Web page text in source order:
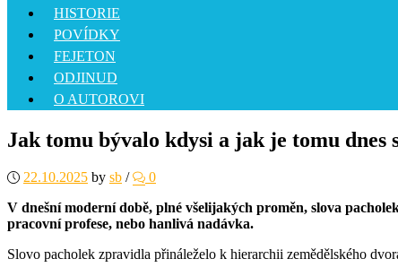
HISTORIE
POVÍDKY
FEJETON
ODJINUD
O AUTOROVI
Jak tomu bývalo kdysi a jak je tomu dnes
22.10.2025 by sb /
0
V dnešní moderní době, plné všelijakých proměn, slova
pracovní profese, nebo hanlivá nadávka.
Slovo pacholek zpravidla přináleželo k hierarchii zemědělského